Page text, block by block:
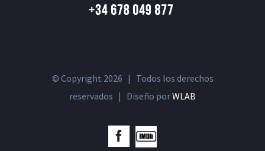
© Copyright 2026 | Todos los derechos
reservados | Diseño porWLAB
Facebook
IMDb